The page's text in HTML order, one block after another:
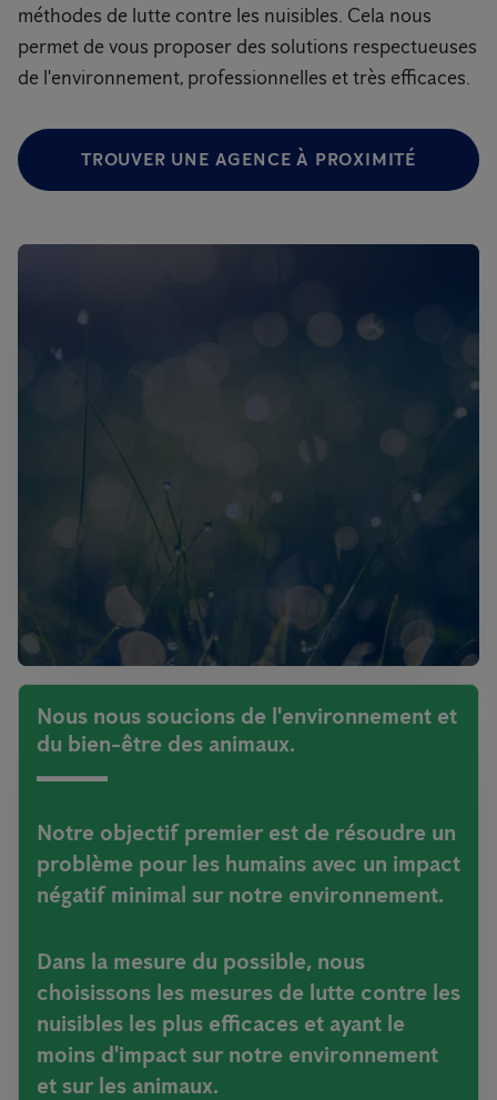
méthodes de lutte contre les nuisibles. Cela nous
permet de vous proposer des solutions respectueuses
de l'environnement, professionnelles et très efficaces.
TROUVER UNE AGENCE À PROXIMITÉ
Nous nous soucions de l'environnement et
du bien-être des animaux.
Notre objectif premier est de résoudre un
problème pour les humains avec un impact
négatif minimal sur notre environnement.
Dans la mesure du possible, nous
choisissons les mesures de lutte contre les
nuisibles les plus efficaces et ayant le
moins d'impact sur notre environnement
et sur les animaux.